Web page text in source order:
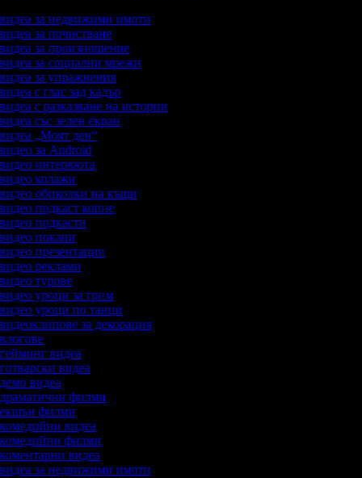
видеа за недвижими имоти
за почистване
видеа за произношение
видеа за социални мрежи
видеа за упражнения
с глас зад кадър
с разказване на истории
със зелен екран
видеа „Моят ден“
за Android
видео интервюта
колажи
видео обиколки на къщи
подкаст копие
подкасти
покани
презентации
реклами
турове
видео уроци за грим
видео уроци по танци
за декорация
видеа
видеа
видеа
драматични филми
екшън филми
комедийни видеа
комедийни филми
видеа
видеа за недвижими имоти